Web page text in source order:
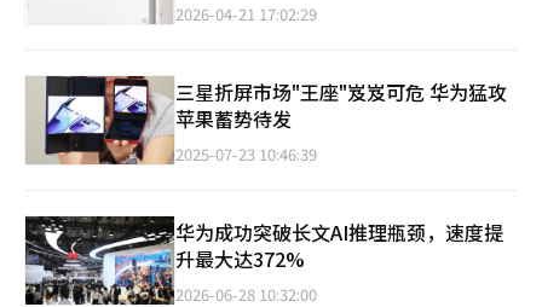
2026-04-21 17:02:29
三星折屏市场"王座"岌岌可危 华为猛攻
苹果蓄势待发
2025-07-23 10:46:39
华为成功突破长文AI推理瓶颈，速度提
升最大达372%
2026-06-28 10:32:00